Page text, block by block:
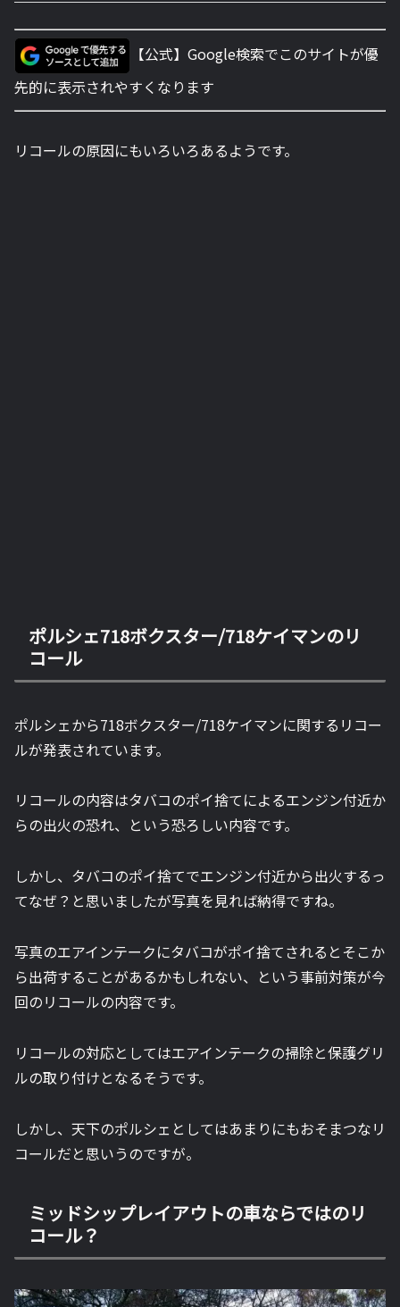
【公式】Google検索でこのサイトが優
先的に表示されやすくなります
リコールの原因にもいろいろあるようです。
ポルシェ718ボクスター/718ケイマンのリ
コール
ポルシェから718ボクスター/718ケイマンに関するリコー
ルが発表されています。
リコールの内容はタバコのポイ捨てによるエンジン付近か
らの出火の恐れ、という恐ろしい内容です。
しかし、タバコのポイ捨てでエンジン付近から出火するっ
てなぜ？と思いましたが写真を見れば納得ですね。
写真のエアインテークにタバコがポイ捨てされるとそこか
ら出荷することがあるかもしれない、という事前対策が今
回のリコールの内容です。
リコールの対応としてはエアインテークの掃除と保護グリ
ルの取り付けとなるそうです。
しかし、天下のポルシェとしてはあまりにもおそまつなリ
コールだと思いうのですが。
ミッドシップレイアウトの車ならではのリ
コール？